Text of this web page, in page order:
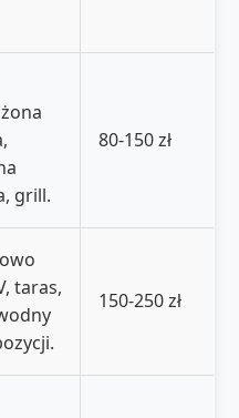
grill.
80-150 zł
taras,
150-250 zł